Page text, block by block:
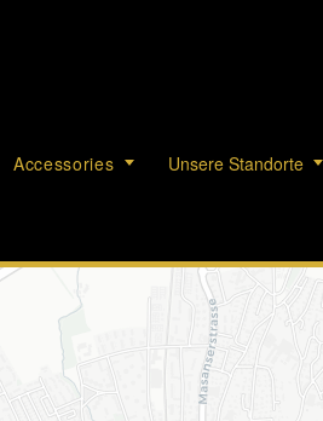
Accessories Unsere Standorte